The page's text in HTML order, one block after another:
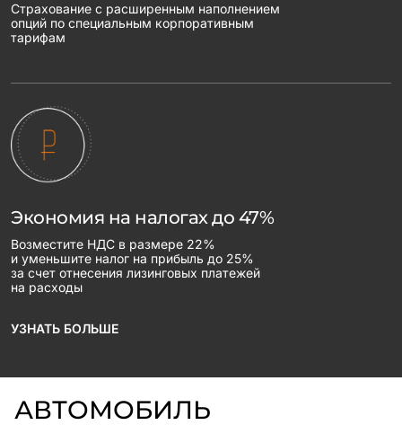
Страхование с расширенным наполнением
опций по специальным корпоративным
тарифам
Экономия на налогах до 47%
Возместите НДС в размере 22%
и уменьшите налог на прибыль до 25%
за счет отнесения лизинговых платежей
на расходы
УЗНАТЬ БОЛЬШЕ
АВТОМОБИЛЬ